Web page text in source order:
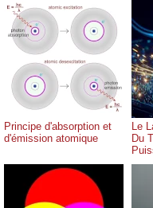
Principe d'absorption et
d'émission atomique
Le
Du